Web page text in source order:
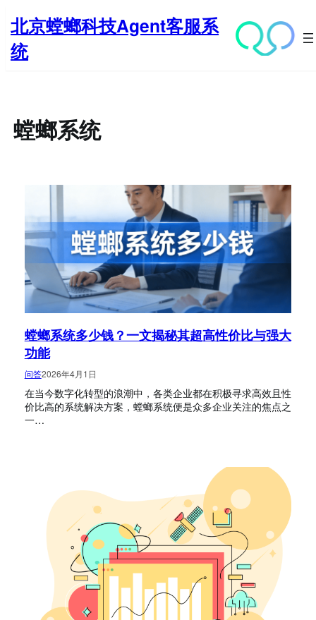
至
内
容
北京螳螂科技Agent客服系
统
螳螂系统
螳螂系统多少钱？一文揭秘其超高性价比与强大
功能
问答2026年4月1日
在当今数字化转型的浪潮中，各类企业都在积极寻求高效且性
价比高的系统解决方案，螳螂系统便是众多企业关注的焦点之
一…